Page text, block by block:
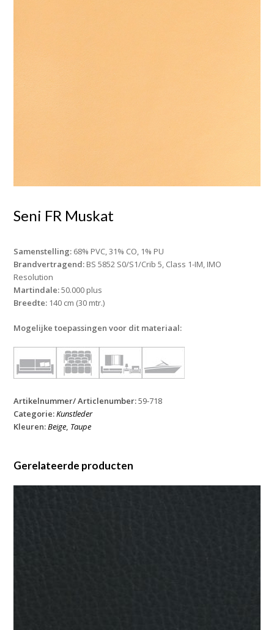
Seni FR Muskat
Samenstelling: 68% PVC, 31% CO, 1% PU
Brandvertragend: BS 5852 S0/S1/Crib 5, Class 1-IM, IMO
Resolution
Martindale:50.000 plus
Breedte: 140 cm (30 mtr.)
Mogelijke toepassingen voor dit materiaal:
Artikelnummer/ Articlenumber:59-718
Categorie:Kunstleder
Kleuren:Beige, Taupe
Gerelateerde producten